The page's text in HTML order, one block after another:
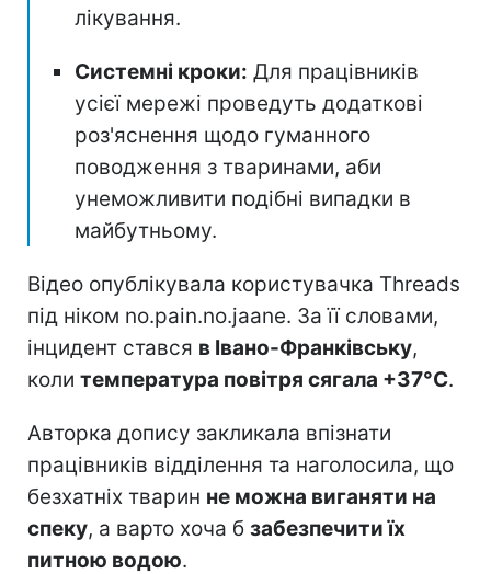
лікування.
Системні кроки: Для працівників
усієї мережі проведуть додаткові
роз'яснення щодо гуманного
поводження з тваринами, аби
унеможливити подібні випадки в
майбутньому.
Відео опублікувала користувачка Threads
під ніком no.pain.no.jaane. За її словами,
інцидент стався в Івано-Франківську,
коли температура повітря сягала +37°C.
Авторка допису закликала впізнати
працівників відділення та наголосила, що
безхатніх тварин не можна виганяти на
спеку, а варто хоча б забезпечити їх
питною водою.